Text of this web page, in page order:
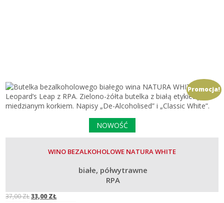
Promocja!
NOWOŚĆ
WINO BEZALKOHOLOWE NATURA WHITE
białe półwytrawne
RPA
37,00ZŁ33,00ZŁ